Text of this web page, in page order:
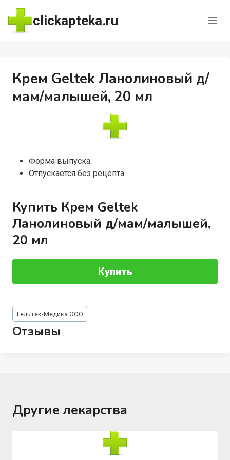
Перейти
содержимому
clickapteka.ru
Крем Geltek Ланолиновый д/
мам/малышей, 20 мл
Форма выпуска:
Отпускается без рецепта
Купить Крем Geltek
Ланолиновый д/мам/малышей,
20 мл
Купить
Метки
записи:
Гельтек-Медика ООО
Отзывы
Другие лекарства